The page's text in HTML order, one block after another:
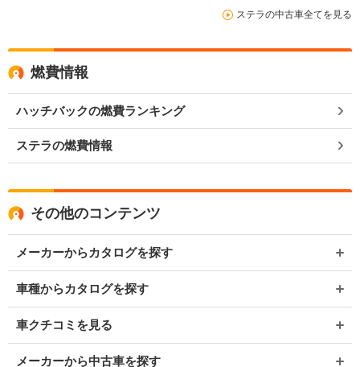
ステラの中古車全てを見る
燃費情報
ハッチバックの燃費ランキング
ステラの燃費情報
その他のコンテンツ
メーカーからカタログを探す
車種からカタログを探す
車クチコミを見る
メーカーから中古車を探す